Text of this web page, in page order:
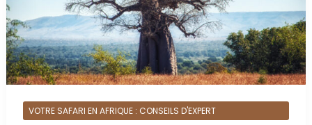
VOTRE SAFARI EN AFRIQUE : CONSEILS D'EXPERT